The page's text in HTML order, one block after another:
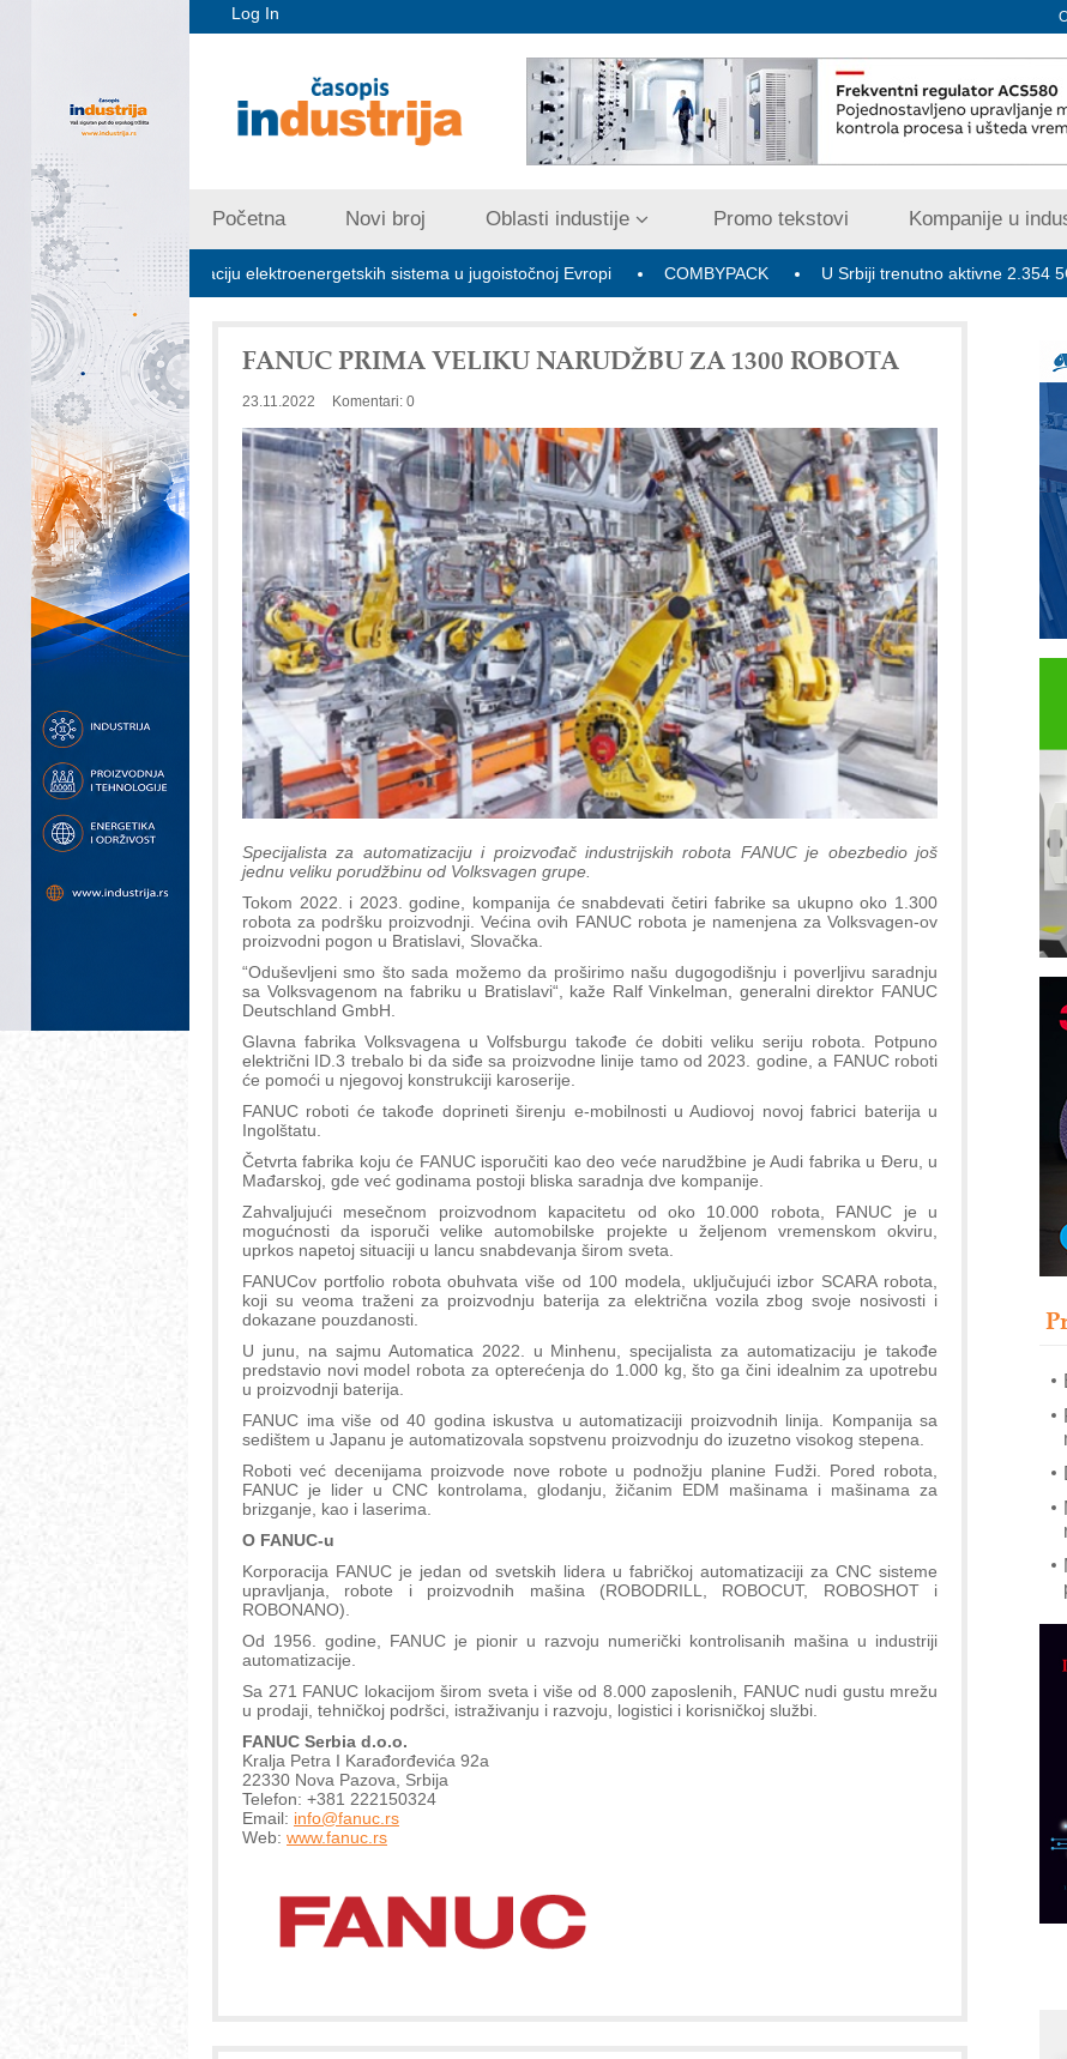
Log In
Početna Novi broj Oblasti industije Promo tekstovi Kompanije u
za stabilizaciju elektroenergetskih sistema u jugoistočnoj Evropi COMBYPACK U Srbiji trenutno aktivne 2.354 5G bazne
FANUC PRIMA VELIKU NARUDŽBU ZA 1300 ROBOTA
23.11.2022 Komentari: 0
Specijalista za automatizaciju i proizvođač industrijskih robota FANUC je obezbedio još
jednu veliku porudžbinu od Volksvagen grupe.
Tokom 2022. i 2023. godine, kompanija će snabdevati četiri fabrike sa ukupno oko 1.300
robota za podršku proizvodnji. Većina ovih FANUC robota je namenjena za Volksvagen-ov
proizvodni pogon u Bratislavi, Slovačka.
“Oduševljeni smo što sada možemo da proširimo našu dugogodišnju i poverljivu saradnju
sa Volksvagenom na fabriku u Bratislavi“, kaže Ralf Vinkelman, generalni direktor FANUC
Deutschland GmbH.
Glavna fabrika Volksvagena u Volfsburgu takođe će dobiti veliku seriju robota. Potpuno
električni ID.3 trebalo bi da siđe sa proizvodne linije tamo od 2023. godine, a FANUC roboti
će pomoći u njegovoj konstrukciji karoserije.
FANUC roboti će takođe doprineti širenju e-mobilnosti u Audiovoj novoj fabrici baterija u
Ingolštatu.
Četvrta fabrika koju će FANUC isporučiti kao deo veće narudžbine je Audi fabrika u Đeru, u
Mađarskoj, gde već godinama postoji bliska saradnja dve kompanije.
Zahvaljujući mesečnom proizvodnom kapacitetu od oko 10.000 robota, FANUC je u
mogućnosti da isporuči velike automobilske projekte u željenom vremenskom okviru,
uprkos napetoj situaciji u lancu snabdevanja širom sveta.
FANUCov portfolio robota obuhvata više od 100 modela, uključujući izbor SCARA robota,
koji su veoma traženi za proizvodnju baterija za električna vozila zbog svoje nosivosti i
dokazane pouzdanosti.
U junu, na sajmu Automatica 2022. u Minhenu, specijalista za automatizaciju je takođe
predstavio novi model robota za opterećenja do 1.000 kg, što ga čini idealnim za upotrebu
u proizvodnji baterija.
FANUC ima više od 40 godina iskustva u automatizaciji proizvodnih linija. Kompanija sa
sedištem u Japanu je automatizovala sopstvenu proizvodnju do izuzetno visokog stepena.
Roboti već decenijama proizvode nove robote u podnožju planine Fudži. Pored robota,
FANUC je lider u CNC kontrolama, glodanju, žičanim EDM mašinama i mašinama za
brizganje, kao i laserima.
O FANUC-u
Korporacija FANUC je jedan od svetskih lidera u fabričkoj automatizaciji za CNC sisteme
upravljanja, robote i proizvodnih mašina (ROBODRILL, ROBOCUT, ROBOSHOT i
ROBONANO).
Od 1956. godine, FANUC je pionir u razvoju numerički kontrolisanih mašina u industriji
automatizacije.
Sa 271 FANUC lokacijom širom sveta i više od 8.000 zaposlenih, FANUC nudi gustu mrežu
u prodaji, tehničkoj podršci, istraživanju i razvoju, logistici i korisničkoj službi.
FANUC Serbia d.o.o.
Kralja Petra I Karađorđevića 92a
22330 Nova Pazova, Srbija
Telefon: +381 222150324
Email: info@fanuc.rs
Web: www.fanuc.rs